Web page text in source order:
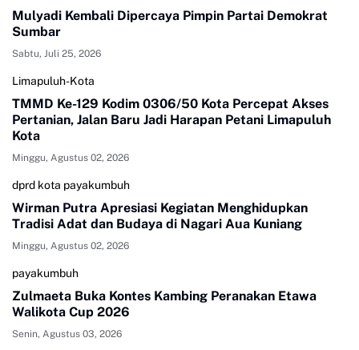
Mulyadi Kembali Dipercaya Pimpin Partai Demokrat
Sumbar
Sabtu, Juli 25, 2026
Limapuluh-Kota
TMMD Ke-129 Kodim 0306/50 Kota Percepat Akses
Pertanian, Jalan Baru Jadi Harapan Petani Limapuluh
Kota
Minggu, Agustus 02, 2026
dprd kota payakumbuh
Wirman Putra Apresiasi Kegiatan Menghidupkan
Tradisi Adat dan Budaya di Nagari Aua Kuniang
Minggu, Agustus 02, 2026
payakumbuh
Zulmaeta Buka Kontes Kambing Peranakan Etawa
Walikota Cup 2026
Senin, Agustus 03, 2026